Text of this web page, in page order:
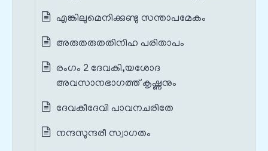
എങ്കിലുമെനിക്കുണ്ടു സന്താപമേകം
അരുതരുതതിനിഹ പരിതാപം
രംഗം 2 ദേവകി,യശോദ
അവസാനഭാഗത്ത് കൃഷ്ണനും
ദേവകീദേവി പാവനചരിതേ
നന്ദസുന്ദരീ സ്വാഗതം